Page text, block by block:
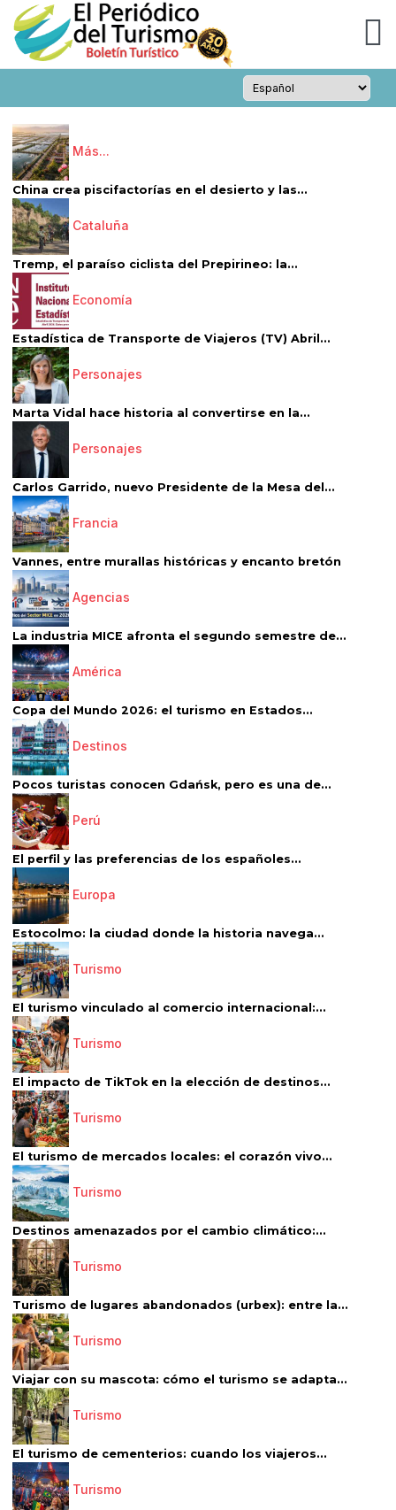
Más...
China crea piscifactorías en el desierto y las...
Cataluña
Tremp, el paraíso ciclista del Prepirineo: la...
Economía
Estadística de Transporte de Viajeros (TV) Abril...
Personajes
Marta Vidal hace historia al convertirse en la...
Personajes
Carlos Garrido, nuevo Presidente de la Mesa del...
Francia
Vannes, entre murallas históricas y encanto bretón
Agencias
La industria MICE afronta el segundo semestre de...
América
Copa del Mundo 2026: el turismo en Estados...
Destinos
Pocos turistas conocen Gdańsk, pero es una de...
Perú
El perfil y las preferencias de los españoles...
Europa
Estocolmo: la ciudad donde la historia navega...
Turismo
El turismo vinculado al comercio internacional:...
Turismo
El impacto de TikTok en la elección de destinos...
Turismo
El turismo de mercados locales: el corazón vivo...
Turismo
Destinos amenazados por el cambio climático:...
Turismo
Turismo de lugares abandonados (urbex): entre la...
Turismo
Viajar con su mascota: cómo el turismo se adapta...
Turismo
El turismo de cementerios: cuando los viajeros...
Turismo